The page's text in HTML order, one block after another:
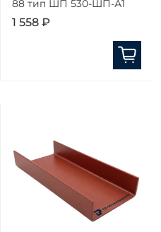
88 тип ШП 530-ШП-А1
1 558 ₽